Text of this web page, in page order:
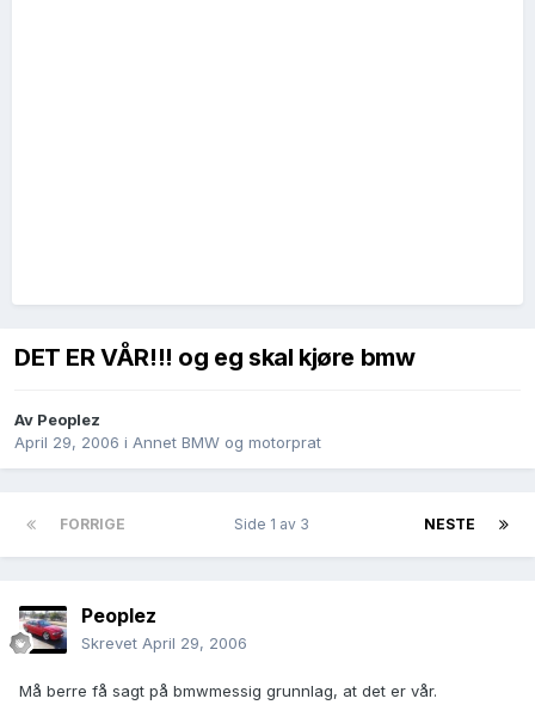
DET ER VÅR!!! og eg skal kjøre bmw
Av Peoplez
April 29, 2006 i Annet BMW og motorprat
FORRIGE NESTE
Side 1 av 3
Peoplez
Skrevet April 29, 2006
Må berre få sagt på bmwmessig grunnlag, at det er vår.